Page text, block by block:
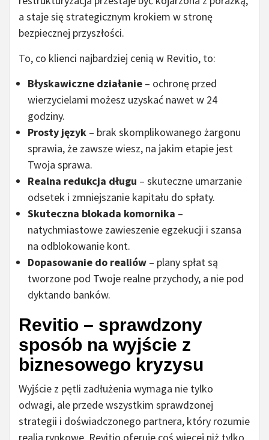
a staje się strategicznym krokiem w stronę
bezpiecznej przyszłości.
To, co klienci najbardziej cenią w Revitio, to:
Błyskawiczne działanie – ochronę przed
wierzycielami możesz uzyskać nawet w 24
godziny.
Prosty język – brak skomplikowanego żargonu
sprawia, że zawsze wiesz, na jakim etapie jest
Twoja sprawa.
Realna redukcja długu – skuteczne umarzanie
odsetek i zmniejszanie kapitału do spłaty.
Skuteczna blokada komornika –
natychmiastowe zawieszenie egzekucji i szansa
na odblokowanie kont.
Dopasowanie do realiów – plany spłat są
tworzone pod Twoje realne przychody, a nie pod
dyktando banków.
Revitio – sprawdzony
sposób na wyjście z
biznesowego kryzysu
Wyjście z pętli zadłużenia wymaga nie tylko
odwagi, ale przede wszystkim sprawdzonej
strategii i doświadczonego partnera, który rozumie
realia rynkowe. Revitio oferuje coś więcej niż tylko